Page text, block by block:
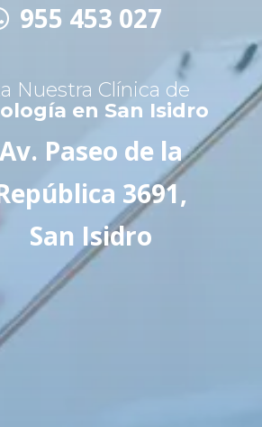
955 453 027
Nuestra Clínica de
en San Isidro
Av. Paseo de la
3691,
San Isidro